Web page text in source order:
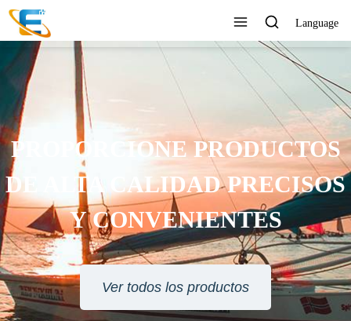
Language
AL CLIENTE 24
HORAS EN LÍNEA
Ver todos los productos